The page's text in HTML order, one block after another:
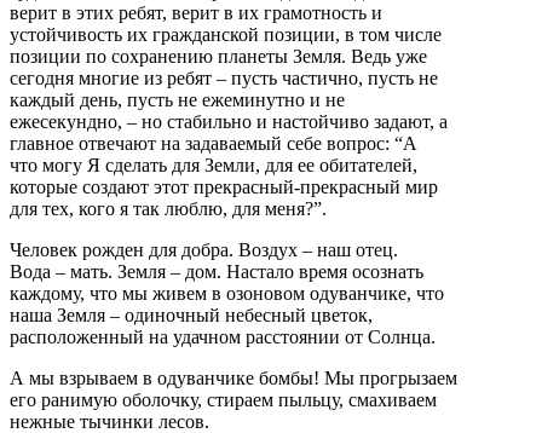
верит в этих ребят, верит в их грамотность и
устойчивость их гражданской позиции, в том числе
позиции по сохранению планеты Земля. Ведь уже
сегодня многие из ребят – пусть частично, пусть не
каждый день, пусть не ежеминутно и не
ежесекундно, – но стабильно и настойчиво задают, а
главное отвечают на задаваемый себе вопрос: “А
что могу Я сделать для Земли, для ее обитателей,
которые создают этот прекрасный-прекрасный мир
для тех, кого я так люблю, для меня?”.
Человек рожден для добра. Воздух – наш отец.
Вода – мать. Земля – дом. Настало время осознать
каждому, что мы живем в озоновом одуванчике, что
наша Земля – одиночный небесный цветок,
расположенный на удачном расстоянии от Солнца.
А мы взрываем в одуванчике бомбы! Мы прогрызаем
его ранимую оболочку, стираем пыльцу, смахиваем
нежные тычинки лесов.